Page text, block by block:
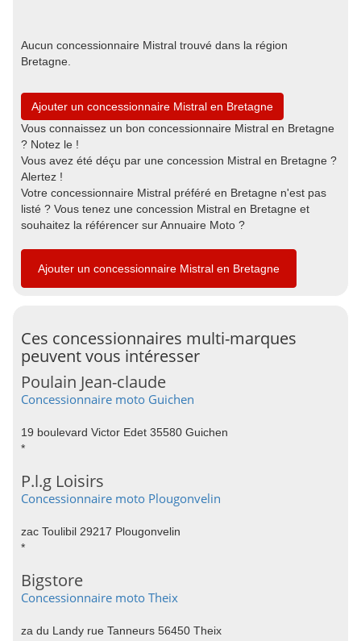
Aucun concessionnaire Mistral trouvé dans la région
Bretagne.
Ajouter un concessionnaire Mistral en Bretagne
Vous connaissez un bon concessionnaire Mistral en Bretagne
? Notez le !
Vous avez été déçu par une concession Mistral en Bretagne ?
Alertez !
Votre concessionnaire Mistral préféré en Bretagne n'est pas
listé ? Vous tenez une concession Mistral en Bretagne et
souhaitez la référencer sur Annuaire Moto ?
Ajouter un concessionnaire Mistral en Bretagne
Ces concessionnaires multi-marques
peuvent vous intéresser
Poulain Jean-claude
Concessionnaire moto Guichen
19 boulevard Victor Edet 35580 Guichen
*
P.l.g Loisirs
Concessionnaire moto Plougonvelin
zac Toulibil 29217 Plougonvelin
*
Bigstore
Concessionnaire moto Theix
za du Landy rue Tanneurs 56450 Theix